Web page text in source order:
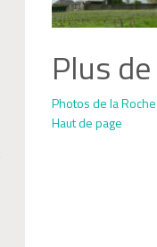
Plus
Photos de la
Haut de page